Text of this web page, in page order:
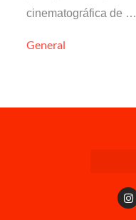
cinematográfica de …
General